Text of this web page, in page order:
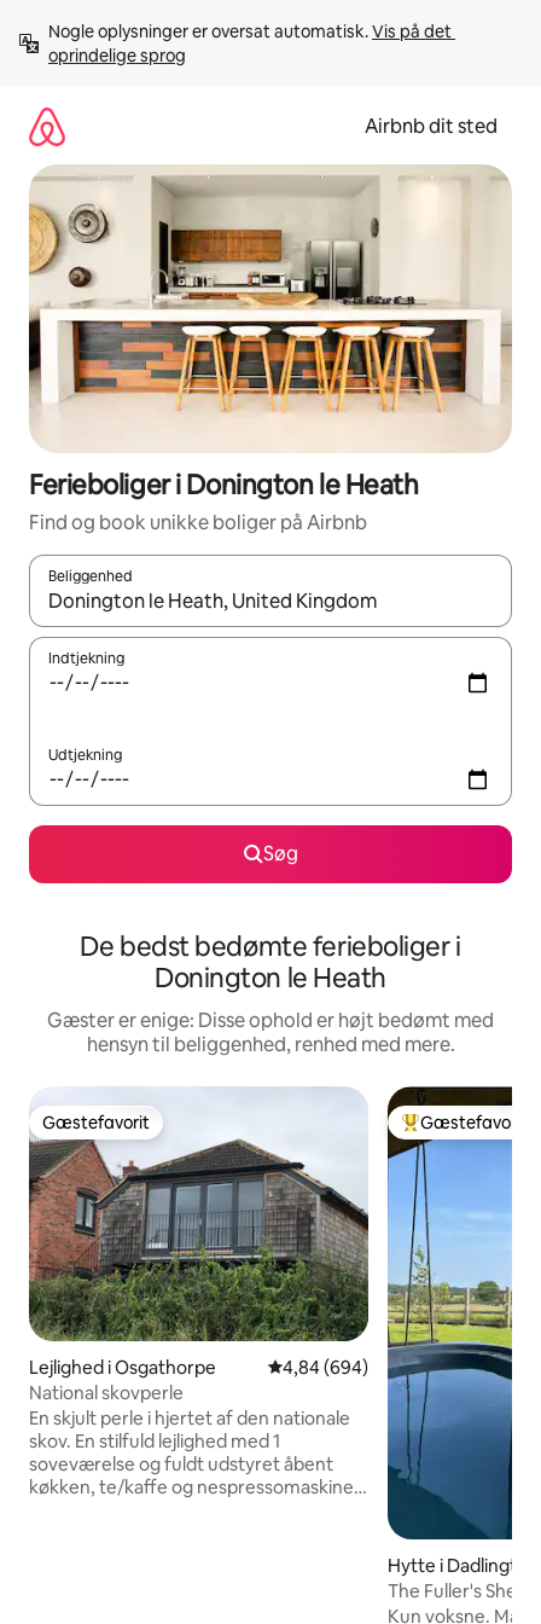
videre
Nogle oplysninger er oversat automatisk. Vis på det
oprindelige sprog
Airbnb dit sted
Ferieboliger i Donington le Heath
Find og book unikke boliger på Airbnb
Beliggenhed
Når resultaterne er tilgængelige, skal du navigere med
Indtjekning
Udtjekning
Søg
De bedst bedømte ferieboliger i
Donington le Heath
Gæster er enige: Disse ophold er højt bedømt med
hensyn til beliggenhed, renhed med mere.
Gæstefavorit
Gæstefavorit
Lejlighed i Osgathorpe 4,84 ud af 5 i gennemsnitlig
4,84 (694)
National skovperle
En skjult perle i hjertet af den nationale
skov. En stilfuld lejlighed med 1
soveværelse og fuldt udstyret åbent
køkken, te/kaffe og nespressomaskine,
Bedste
Gæstefavorit
Hytte i Dadlington
The Fuller's Shed
Tub
Kun voksne.